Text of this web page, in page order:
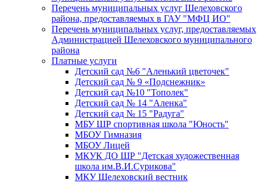
Перечень муниципальных услуг Шелеховского
района, предоставляемых в ГАУ "МФЦ ИО"
Перечень муниципальных услуг, предоставляемых
Администрацией Шелеховского муниципального
района
Платные услуги
Детский сад №6 "Аленький цветочек"
Детский сад № 9 «Подснежник»
Детский сад №10 "Тополек"
Детский сад № 14 "Аленка"
Детский сад № 15 "Радуга"
МБУ ШР спортивная школа "Юность"
МБОУ Гимназия
МБОУ Лицей
МКУК ДО ШР "Детская художественная
школа им.В.И.Сурикова"
МКУ Шелеховский вестник